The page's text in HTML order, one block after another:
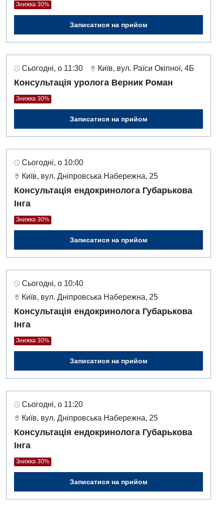
Знижка 30%
Записатися на прийом
Сьогодні, о 11:30 Київ, вул. Раїси Окіпної, 4Б
Консультація уролога Верник Роман
Знижка 30%
Записатися на прийом
Сьогодні, о 10:00
Київ, вул. Дніпровська Набережна, 25
Консультація ендокринолога Губарькова
Інга
Знижка 30%
Записатися на прийом
Сьогодні, о 10:40
Київ, вул. Дніпровська Набережна, 25
Консультація ендокринолога Губарькова
Інга
Знижка 30%
Записатися на прийом
Сьогодні, о 11:20
Київ, вул. Дніпровська Набережна, 25
Консультація ендокринолога Губарькова
Інга
Знижка 30%
Записатися на прийом